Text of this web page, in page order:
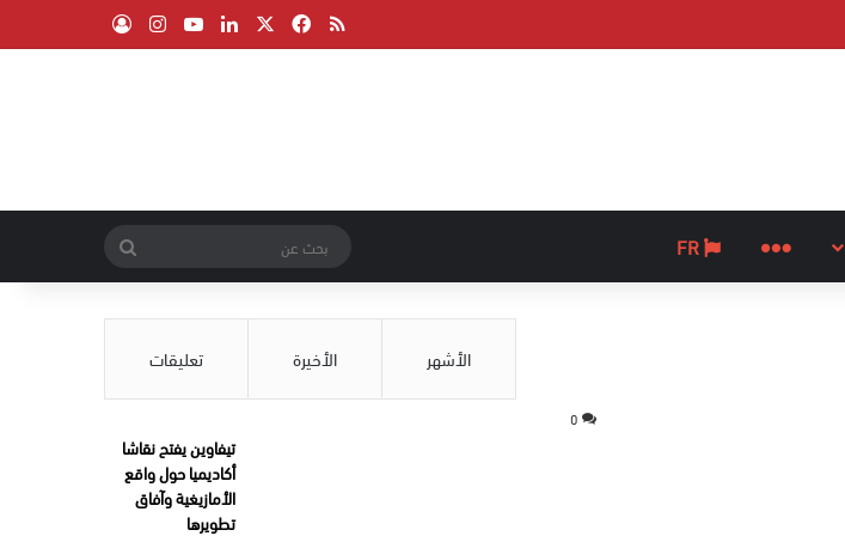
ملخص الموقع RSS
فيسبوك لينكدإن ‫YouTube
انستقرام
المزيد
عن
0
الأشهر الأخيرة تعليقات
تيفاوين يفتح نقاشا
أكاديميا حول واقع
الأمازيغية وآفاق
تطويرها